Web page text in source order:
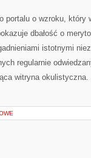
portalu o wzroku, który
dbałość o
istotnymi
regularnie
witryna okulistyczna.